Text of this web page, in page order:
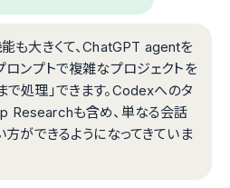
も大きくて、ChatGPT agentを
ロンプトで複雑なプロジェクトを
処理」できます。Codexへのタ
Researchも含め、単なる会話
ができるようになってきていま